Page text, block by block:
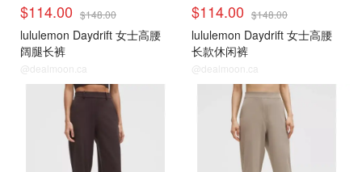
$114.00 $148.00
lululemon Daydrift 女士高腰
阔腿长裤
@dealmoon.ca
$114.00 $148.00
lululemon Daydrift 女士高腰
长款休闲裤
@dealmoon.ca